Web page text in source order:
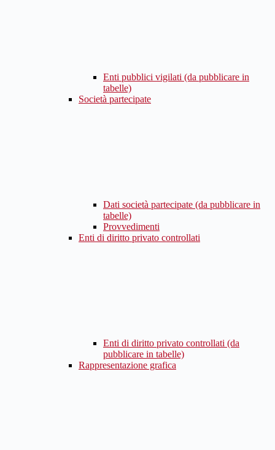
Enti pubblici vigilati (da pubblicare in
tabelle)
Società partecipate
Dati società partecipate (da pubblicare in
tabelle)
Provvedimenti
Enti di diritto privato controllati
Enti di diritto privato controllati (da
pubblicare in tabelle)
Rappresentazione grafica